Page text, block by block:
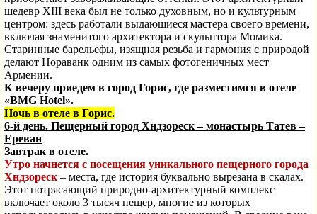
шедевр XIII века был не только духовным, но и культурным
центром: здесь работали выдающиеся мастера своего времени,
включая знаменитого архитектора и скульптора Момика.
Старинные барельефы, изящная резьба и гармония с природой
делают Нораванк одним из самых фотогеничных мест
Армении.
К вечеру приедем в город Горис, где разместимся в отеле
«BMG Hotel».
Ночь в отеле в Горис.
6-й день. Пещерный город Хндзореск – монастырь Татев –
Ереван
Завтрак в отеле.
Утро начнется с посещения уникального пещерного города
Хндзореск – места, где история буквально вырезана в скалах.
Этот потрясающий природно-архитектурный комплекс
включает около 3 тысяч пещер, многие из которых